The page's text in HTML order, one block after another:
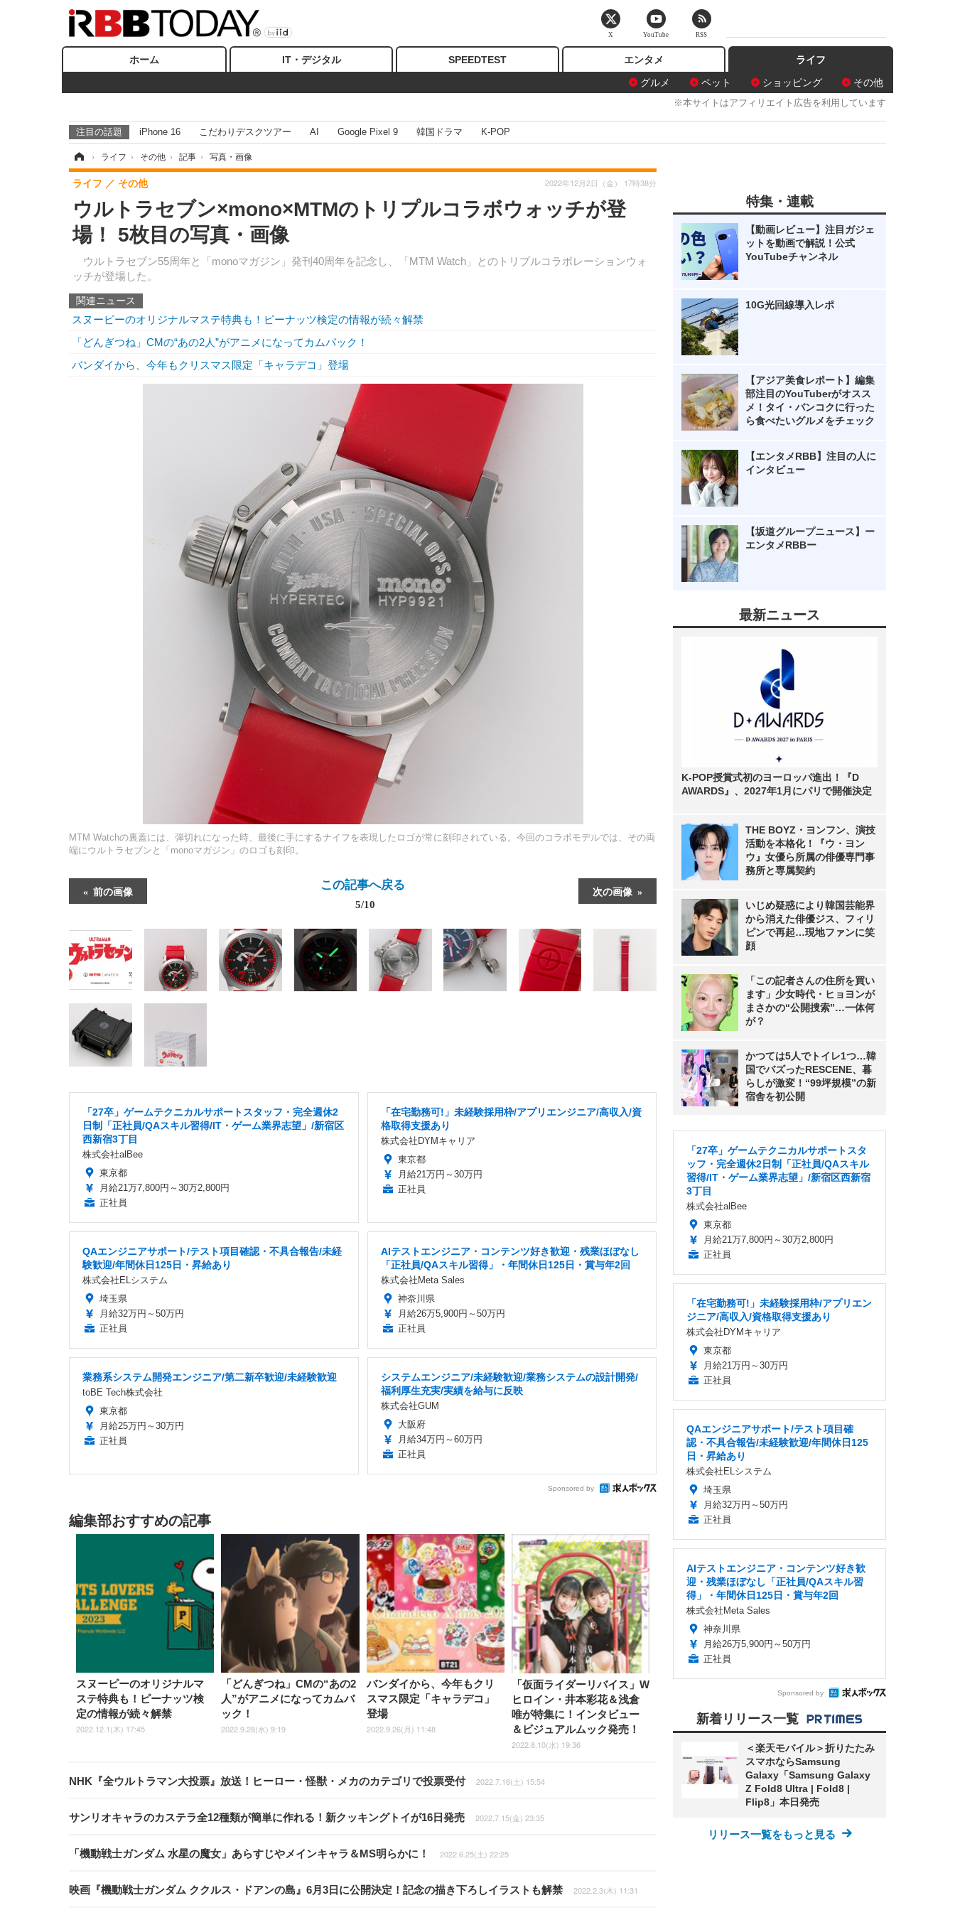
ホーム IT・デジタル SPEEDTEST エンタメ
ライフ
グルメ
ペット ショッピング その他
※本サイトはアフィリエイト広告を利用しています
注目の話題 iPhone 16 こだわりデスクツアー AI Google Pixel 9 韓国ドラマ K-POP
› ライフ › その他 › 記事 › 写真・画像
ウルトラセブン×mono×MTMのトリプルコラボウォッチが登
場！ 5枚目の写真・画像
ウルトラセブン55周年と「monoマガジン」発刊40周年を記念し、「MTM Watch」とのトリプルコラボレーションウォ
ッチが登場した。
ライフ その他 2022年12月2日（金） 17時38分
関連ニュース
スヌーピーのオリジナルマステ特典も！ピーナッツ検定の情報が続々解禁
「どんぎつね」CMの“あの2人”がアニメになってカムバック！
バンダイから、今年もクリスマス限定「キャラデコ」登場
MTM Watchの裏蓋には、弾切れになった時、最後に手にするナイフを表現したロゴが常に刻印されている。今回のコラボモデルでは、その両
端にウルトラセブンと「monoマガジン」のロゴも刻印。
前の画像 次の画像
この記事へ戻る
5/10
「27卒」ゲームテクニカルサポートスタッフ・完全週休2
日制「正社員/QAスキル習得/IT・ゲーム業界志望」/新宿区
西新宿3丁目
株式会社alBee
東京都
月給21万7,800円～30万2,800円
正社員
「在宅勤務可!」未経験採用枠/アプリエンジニア/高収入/資
格取得支援あり
株式会社DYMキャリア
東京都
月給21万円～30万円
正社員
QAエンジニアサポート/テスト項目確認・不具合報告/未経
験歓迎/年間休日125日・昇給あり
株式会社ELシステム
埼玉県
月給32万円～50万円
正社員
AIテストエンジニア・コンテンツ好き歓迎・残業ほぼなし
「正社員/QAスキル習得」・年間休日125日・賞与年2回
株式会社Meta Sales
神奈川県
月給26万5,900円～50万円
正社員
業務系システム開発エンジニア/第二新卒歓迎/未経験歓迎
toBE Tech株式会社
東京都
月給25万円～30万円
正社員
システムエンジニア/未経験歓迎/業務システムの設計開発/
福利厚生充実/実績を給与に反映
株式会社GUM
大阪府
月給34万円～60万円
正社員
Sponsored by
編集部おすすめの記事
スヌーピーのオリジナルマ
ステ特典も！ピーナッツ検
定の情報が続々解禁
2022.12.1(木) 17:45
「どんぎつね」CMの“あの2
人”がアニメになってカムバ
ック！
2022.9.28(水) 9:19
バンダイから、今年もクリ
スマス限定「キャラデコ」
登場
2022.9.26(月) 11:48
「仮面ライダーリバイス」W
ヒロイン・井本彩花＆浅倉
唯が特集に！インタビュー
＆ビジュアルムック発売！
2022.8.10(水) 19:36
NHK『全ウルトラマン大投票』放送！ヒーロー・怪獣・メカのカテゴリで投票受付 2022.7.16(土) 15:54
サンリオキャラのカステラ全12種類が簡単に作れる！新クッキングトイが16日発売 2022.7.15(金) 23:35
「機動戦士ガンダム 水星の魔女」あらすじやメインキャラ＆MS明らかに！ 2022.6.25(土) 22:25
映画『機動戦士ガンダム ククルス・ドアンの島』6月3日に公開決定！記念の描き下ろしイラストも解禁 2022.2.3(木) 11:31
特集・連載
【動画レビュー】注目ガジェ
ットを動画で解説！公式
YouTubeチャンネル
10G光回線導入レポ
【アジア美食レポート】編集
部注目のYouTuberがオスス
メ！タイ・バンコクに行った
ら食べたいグルメをチェック
【エンタメRBB】注目の人に
インタビュー
【坂道グループニュース】ー
エンタメRBBー
最新ニュース
K-POP授賞式初のヨーロッパ進出！『D
AWARDS』、2027年1月にパリで開催決定
THE BOYZ・ヨンフン、演技
活動を本格化！『ウ・ヨン
ウ』女優ら所属の俳優専門事
務所と専属契約
いじめ疑惑により韓国芸能界
から消えた俳優ジス、フィリ
ピンで再起…現地ファンに笑
顔
「この記者さんの住所を買い
ます」少女時代・ヒョヨンが
まさかの“公開捜索”…一体何
が？
かつては5人でトイレ1つ…韓
国でバズったRESCENE、暮
らしが激変！“99坪規模”の新
宿舎を初公開
「27卒」ゲームテクニカルサポートスタ
ッフ・完全週休2日制「正社員/QAスキル
習得/IT・ゲーム業界志望」/新宿区西新宿
3丁目
株式会社alBee
東京都
月給21万7,800円～30万2,800円
正社員
「在宅勤務可!」未経験採用枠/アプリエン
ジニア/高収入/資格取得支援あり
株式会社DYMキャリア
東京都
月給21万円～30万円
正社員
QAエンジニアサポート/テスト項目確
認・不具合報告/未経験歓迎/年間休日125
日・昇給あり
株式会社ELシステム
埼玉県
月給32万円～50万円
正社員
AIテストエンジニア・コンテンツ好き歓
迎・残業ほぼなし「正社員/QAスキル習
得」・年間休日125日・賞与年2回
株式会社Meta Sales
神奈川県
月給26万5,900円～50万円
正社員
Sponsored by
新着リリース一覧
＜楽天モバイル＞折りたたみ
スマホならSamsung
Galaxy「Samsung Galaxy
Z Fold8 Ultra | Fold8 |
Flip8」本日発売
リリース一覧をもっと見る
X YouTube RSS